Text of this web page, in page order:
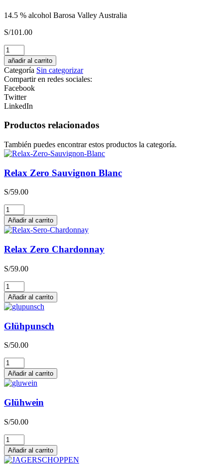
14.5 % alcohol Barosa Valley Australia
S/101.00
JAJA
de
JAU
Chardonay
Blanc
cantidad
añadir al carrito
Categoría Sin categorizar
Compartir en redes sociales:
Facebook
Twitter
LinkedIn
Productos relacionados
También puedes encontrar estos productos la categoría.
Relax Zero Sauvignon Blanc
S/59.00
Relax
Zero
Sauvignon
Blanc
cantidad
Añadir al carrito
Relax Zero Chardonnay
S/59.00
Relax
Zero
Chardonnay
cantidad
Añadir al carrito
Glühpunsch
S/50.00
Glühpunsch
cantidad
Añadir al carrito
Glühwein
S/50.00
Glühwein
cantidad
Añadir al carrito